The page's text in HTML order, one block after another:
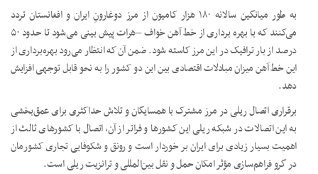
به طور میانگین سالانه ۱۸۰ هزار کامیون از مرز دوغارونِ ایران و افغانستان تردد
می‌کنند که با بهره برداری از خط آهن خواف –هرات پیش بینی می‌شود تا حدود ۵۰
درصد از بار ترافیک در این مرز کاسته شود. ضمن آن که انتظار می‌رود بهره‌برداری از
این خط آهن میزان مبادلات اقتصادی بین این دو کشور را به نحو قابل توجهی افزایش
دهد.
برقراری اتصال ریلی در مرز مشترک با همسایگان و تلاش حداکثری برای عمق‌بخشی
به این اتصالات در شبکه ریلی این کشورها و فراتر از آن، اتصال با کشورهای ثالث از
اهمیت بسیار زیادی برای ایران بر خوردار است و رونق و شکوفایی تجاری کشورمان
در گرو فراهم‌سازی مؤثر امکان حمل ‌و نقل بین‌المللی و ترانزیت ریلی است.